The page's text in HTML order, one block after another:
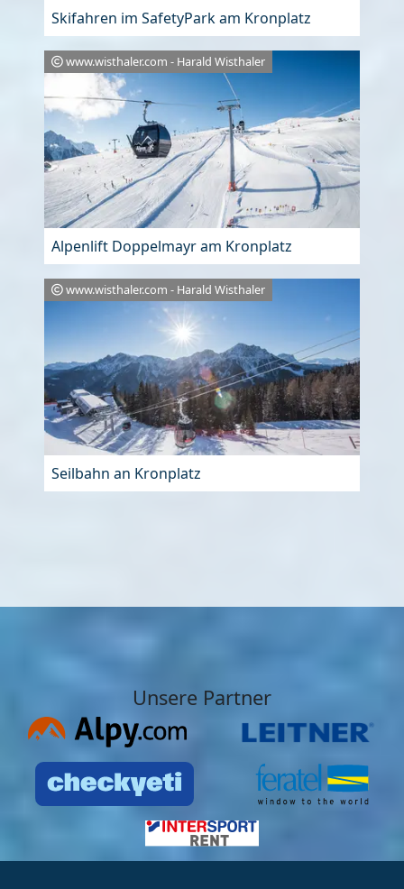
Skifahren im SafetyPark am Kronplatz
www.wisthaler.com - Harald Wisthaler
Alpenlift Doppelmayr am Kronplatz
www.wisthaler.com - Harald Wisthaler
Seilbahn an Kronplatz
Unsere Partner